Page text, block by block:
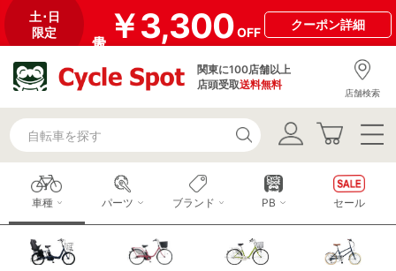
土･日
限定
￥3,300OFF
クーポン詳細
関東に100店舗以上
店頭受取送料無料
店舗検索
車種 パーツ ブランド PB セール